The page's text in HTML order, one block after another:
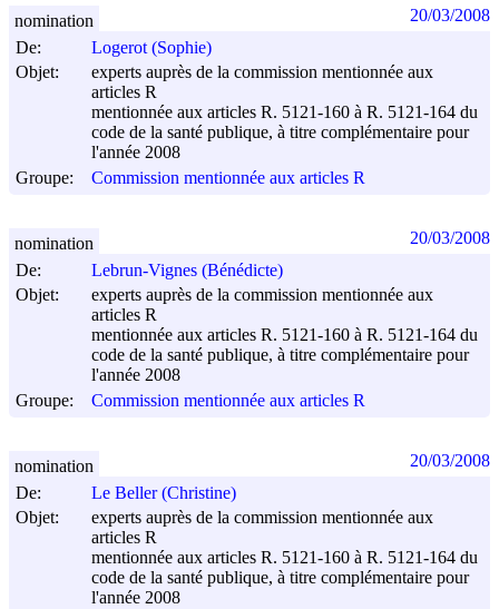
De:
Logerot (Sophie)
Objet:
experts auprès de la commission mentionnée aux
articles R
mentionnée aux articles R. 5121-160 à R. 5121-164 du
code de la santé publique, à titre complémentaire pour
l'année 2008
Groupe:
Commission mentionnée aux articles R
nomination 20/03/2008
De:
Lebrun-Vignes (Bénédicte)
Objet:
experts auprès de la commission mentionnée aux
articles R
mentionnée aux articles R. 5121-160 à R. 5121-164 du
code de la santé publique, à titre complémentaire pour
l'année 2008
Groupe:
Commission mentionnée aux articles R
nomination 20/03/2008
De:
Le Beller (Christine)
Objet:
experts auprès de la commission mentionnée aux
articles R
mentionnée aux articles R. 5121-160 à R. 5121-164 du
code de la santé publique, à titre complémentaire pour
l'année 2008
nomination 20/03/2008